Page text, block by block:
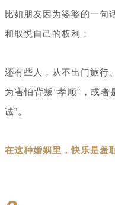
比如朋友因为婆婆的一句
和取悦自己的权利；
还有些人，从不出门旅行
为害怕背叛“孝顺”，或
诚”。
在这种婚姻里，快乐是羞